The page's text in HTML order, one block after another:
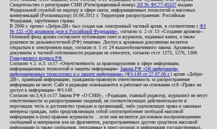
Свидетельство о регистрации СМИ (Регистрационный номер) ЭЛ № ФС77-45537 выдано
Федеральной службой по надзору в сфере связи, информационных технологий и массовых
коммуникаций (Роскомнадзор) 16.06.2011 г. Территория распространения: Российская
Федерация, зарубежные страны.
В 2006 г. проект «Дебри-ДВ» был создан как электронный частный архив, в соответствии с ФЗ
№ 125 «Об архивном деле в Российской Федерации» , согласно п. 2 ст. 13 «Создание архивов».
Основной фонд архива составляют публикации газет и журналов, изданные книги, а также
рукописи по дальневосточной (РФ) тематике. Доступ к архивным документам является
открытым в электронном виде, согласно п. 1 ст. 24 вышеобозначенного закона. Архивные
документы к частной собственности редакции не относятся, согласно ст.ст. 1275, 1276, 1306
Гражданского кодекса РФ
Согласно ч.2. п.3. ст.17 «Ответственность за правонарушения в сфере информации,
информационных технологий и защиты информации» Закона РФ «Об информации,
информационных технологиях и о защите информации» (ФЗ-149 от 27.07.06 г.) архив «Дебри-
ДВ», хранящий информацию, гражданско-правовую ответственность за распространение
информации не несет. Сайт и редакция основываются и работают на основании ст.8 «Право на
доступ к информации» ФЗ-149.
Согласно пп.3,4,6 ст.57 Закона РФ «О СМИ», «Редакция, главный редактор, журналист не несут
ответственности за распространение сведений, не соответствующих действительности и
порочащих честь и достоинство граждан и организаций, либо ущемляющих права и законные
интересы граждан, либо представляющих собой злоупотребление свободой массовой
информации и (или) правами журналиста: ...если они являются дословным воспроизведением
сообщений и материалов или их фрагментов, распространенных другим средством массовой
информации (а также сообщения, переданные в пресс-релизах и информация государственных,